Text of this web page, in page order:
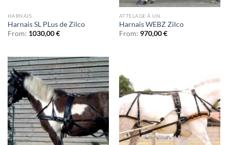
HARNAIS
Harnais SL PLus de Zilco
From: 1030,00€
ATTELAGE À UN
Harnais WEBZ Zilco
From: 970,00€